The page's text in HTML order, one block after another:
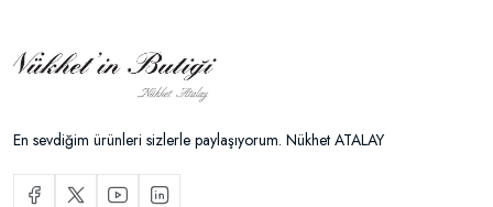
En sevdiğim ürünleri sizlerle paylaşıyorum. Nükhet ATALAY